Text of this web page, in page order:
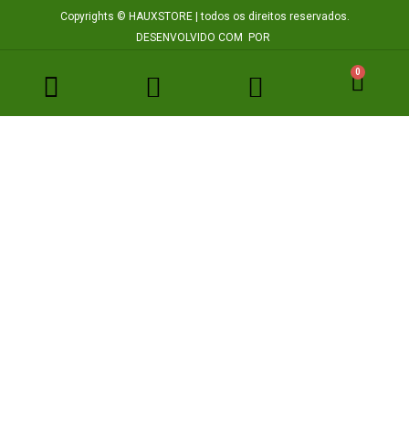
Copyrights © HAUXSTORE | todos os direitos reservados.
DESENVOLVIDO COM POR
0